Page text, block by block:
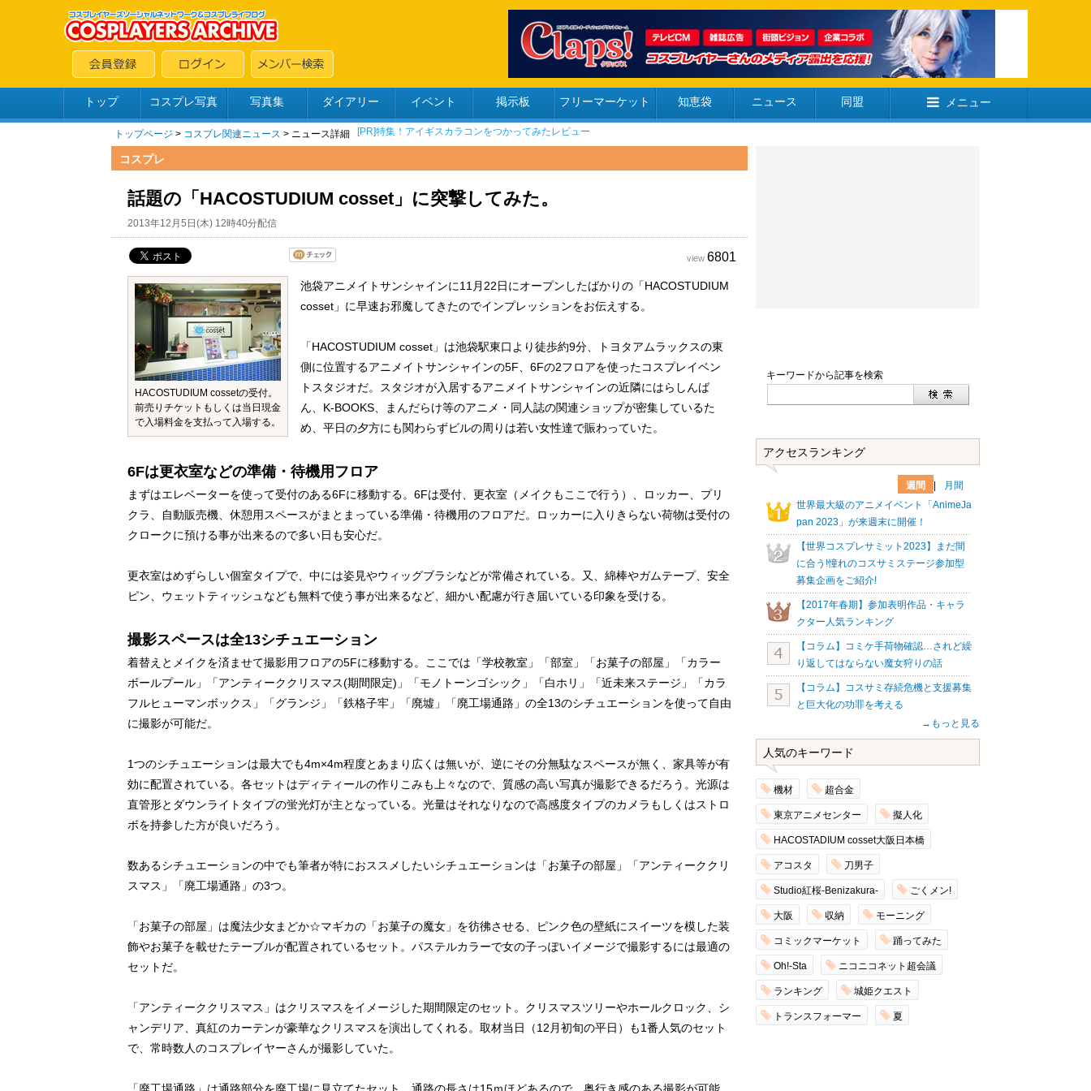
トップ コスプレ写真 写真集 ダイアリー イベント 掲示板 フリーマーケット 知恵袋 ニュース 同盟 メニュー
トップページ > コスプレ関連ニュース > ニュース詳細
コスプレ
話題の「HACOSTUDIUM cosset」に突撃してみた。
2013年12月5日(木) 12時40分配信
view 6801
HACOSTUDIUM cossetの受付。
前売りチケットもしくは当日現金
で入場料金を支払って入場する。
池袋アニメイトサンシャインに11月22日にオープンしたばかりの「HACOSTUDIUM
cosset」に早速お邪魔してきたのでインプレッションをお伝えする。
「HACOSTUDIUM cosset」は池袋駅東口より徒歩約9分、トヨタアムラックスの東
側に位置するアニメイトサンシャインの5F、6Fの2フロアを使ったコスプレイベン
トスタジオだ。スタジオが入居するアニメイトサンシャインの近隣にはらしんば
ん、K-BOOKS、まんだらけ等のアニメ・同人誌の関連ショップが密集しているた
め、平日の夕方にも関わらずビルの周りは若い女性達で賑わっていた。
6Fは更衣室などの準備・待機用フロア
まずはエレベーターを使って受付のある6Fに移動する。6Fは受付、更衣室（メイクもここで行う）、ロッカー、プリ
クラ、自動販売機、休憩用スペースがまとまっている準備・待機用のフロアだ。ロッカーに入りきらない荷物は受付の
クロークに預ける事が出来るので多い日も安心だ。
更衣室はめずらしい個室タイプで、中には姿見やウィッグブラシなどが常備されている。又、綿棒やガムテープ、安全
ピン、ウェットティッシュなども無料で使う事が出来るなど、細かい配慮が行き届いている印象を受ける。
撮影スペースは全13シチュエーション
着替えとメイクを済ませて撮影用フロアの5Fに移動する。ここでは「学校教室」「部室」「お菓子の部屋」「カラー
ボールプール」「アンティーククリスマス(期間限定)」「モノトーンゴシック」「白ホリ」「近未来ステージ」「カラ
フルヒューマンボックス」「グランジ」「鉄格子牢」「廃墟」「廃工場通路」の全13のシチュエーションを使って自由
に撮影が可能だ。
1つのシチュエーションは最大でも4m×4m程度とあまり広くは無いが、逆にその分無駄なスペースが無く、家具等が有
効に配置されている。各セットはディティールの作りこみも上々なので、質感の高い写真が撮影できるだろう。光源は
直管形とダウンライトタイプの蛍光灯が主となっている。光量はそれなりなので高感度タイプのカメラもしくはストロ
ボを持参した方が良いだろう。
数あるシチュエーションの中でも筆者が特におススメしたいシチュエーションは「お菓子の部屋」「アンティーククリ
スマス」「廃工場通路」の3つ。
「お菓子の部屋」は魔法少女まどか☆マギカの「お菓子の魔女」を彷彿させる、ピンク色の壁紙にスイーツを模した装
飾やお菓子を載せたテーブルが配置されているセット。パステルカラーで女の子っぽいイメージで撮影するには最適の
セットだ。
「アンティーククリスマス」はクリスマスをイメージした期間限定のセット。クリスマスツリーやホールクロック、シ
ャンデリア、真紅のカーテンが豪華なクリスマスを演出してくれる。取材当日（12月初旬の平日）も1番人気のセット
で、常時数人のコスプレイヤーさんが撮影していた。
キーワードから記事を検索
アクセスランキング
週間
月間
世界最大級のアニメイベント「AnimeJa
pan 2023」が来週末に開催！
【世界コスプレサミット2023】まだ間
に合う!憧れのコスサミステージ参加型
募集企画をご紹介!
【2017年春期】参加表明作品・キャラ
クター人気ランキング
【コラム】コミケ手荷物確認…されど繰
り返してはならない魔女狩りの話
【コラム】コスサミ存続危機と支援募集
と巨大化の功罪を考える
→もっと見る
人気のキーワード
機材 超合金
東京アニメセンター 擬人化
HACOSTADIUM cosset大阪日本橋
アコスタ 刀男子
Studio紅桜-Benizakura- ごくメン!
大阪 収納 モーニング
コミックマーケット 踊ってみた
Oh!-Sta ニコニコネット超会議
ランキング 城姫クエスト
トランスフォーマー 夏